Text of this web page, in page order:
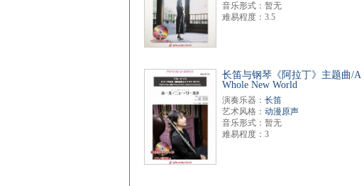
音乐形式：暂无
难易程度：3.5
长笛与钢琴《阿拉丁》主题曲/A
Whole New World
演奏乐器： 长笛
艺术风格： 动漫原声
音乐形式：暂无
难易程度：3